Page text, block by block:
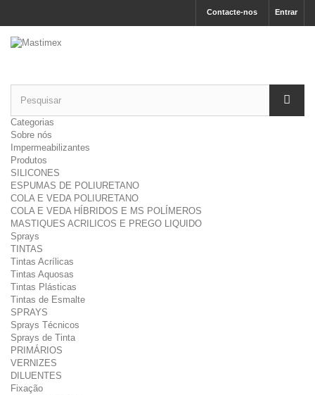
Entrar
Contacte-nos
Categorias
Sobre nós
Impermeabilizantes
Produtos
SILICONES
ESPUMAS DE POLIURETANO
COLA E VEDA POLIURETANO
COLA E VEDA HÍBRIDOS E MS POLÍMEROS
MASTIQUES ACRILICOS E PREGO LIQUIDO
Sprays
TINTAS
Tintas Acrílicas
Tintas Aquosas
Tintas Plásticas
Tintas de Esmalte
SPRAYS
Sprays Técnicos
Sprays de Tinta
PRIMÁRIOS
VERNIZES
DILUENTES
Fixação